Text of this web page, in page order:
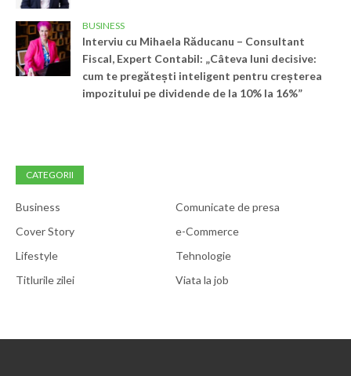
BUSINESS
Interviu cu Mihaela Răducanu – Consultant
Fiscal, Expert Contabil: „Câteva luni decisive:
cum te pregătești inteligent pentru creșterea
impozitului pe dividende de la 10% la 16%”
CATEGORII
Business
Comunicate de presa
Cover Story
e-Commerce
Lifestyle
Tehnologie
Titlurile zilei
Viata la job